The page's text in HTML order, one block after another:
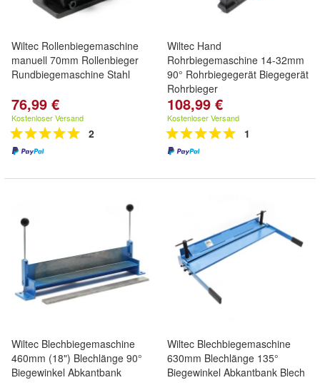
Wiltec Rollenbiegemaschine
manuell 70mm Rollenbieger
Rundbiegemaschine Stahl
76,99 €
Kostenloser Versand
2
Wiltec Hand
Rohrbiegemaschine 14-32mm
90° Rohrbiegegerät Biegegerät
Rohrbieger
108,99 €
Kostenloser Versand
1
Wiltec Blechbiegemaschine
460mm (18") Blechlänge 90°
Biegewinkel Abkantbank
Wiltec Blechbiegemaschine
630mm Blechlänge 135°
Biegewinkel Abkantbank Blech